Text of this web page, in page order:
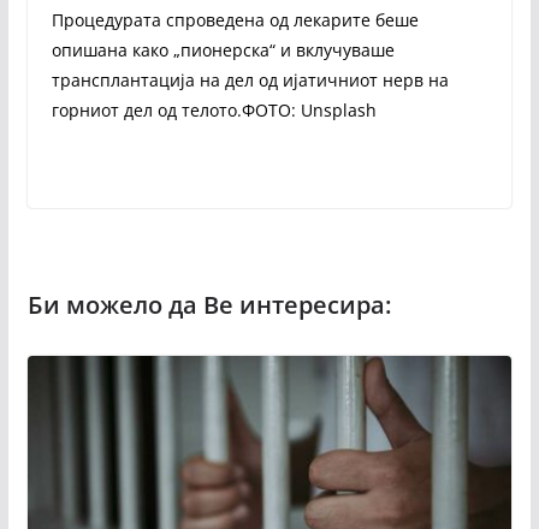
Процедурата спроведена од лекарите беше
опишана како „пионерска“ и вклучуваше
трансплантација на дел од ијатичниот нерв на
горниот дел од телото.ФОТО: Unsplash